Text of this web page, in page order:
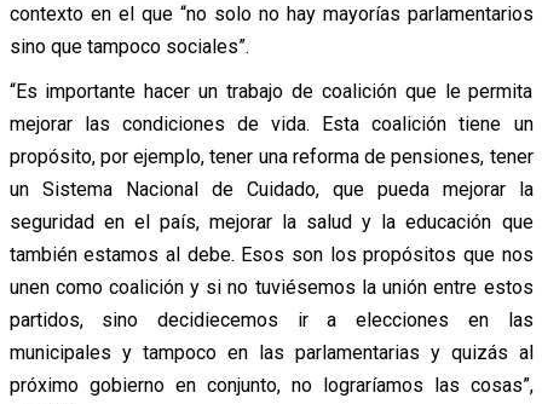
contexto en el que “no solo no hay mayorías parlamentarios
sino que tampoco sociales”.
“Es importante hacer un trabajo de coalición que le permita
mejorar las condiciones de vida. Esta coalición tiene un
propósito, por ejemplo, tener una reforma de pensiones, tener
un Sistema Nacional de Cuidado, que pueda mejorar la
seguridad en el país, mejorar la salud y la educación que
también estamos al debe. Esos son los propósitos que nos
unen como coalición y si no tuviésemos la unión entre estos
partidos, sino decidiecemos ir a elecciones en las
municipales y tampoco en las parlamentarias y quizás al
próximo gobierno en conjunto, no lograríamos las cosas”,